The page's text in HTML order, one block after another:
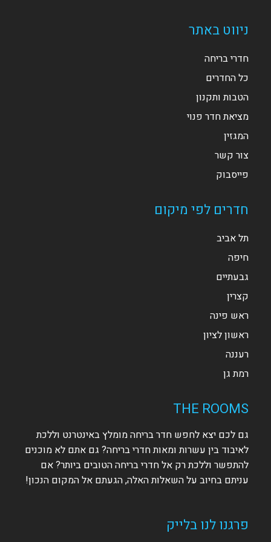
ניווט באתר
חדרי בריחה
כל החדרים
הטבות ותקנון
מציאת חדר פנוי
המגזין
צור קשר
פייסבוק
חדרים לפי מיקום
תל אביב
חיפה
גבעתיים
קצרין
ראש פינה
ראשון לציון
רעננה
רמת גן
THE ROOMS
גם לכם יצא לחפש חדר בריחה מומלץ באינטרנט וללכת
לאיבוד בין עשרות ומאות חדרי בריחה? גם אתם לא מוכנים
להתפשר וללכת רק אל חדרי בריחה הטובים ביותר? אם
עניתם בחיוב על השאלות האלה, הגעתם אל המקום הנכון!
פרגנו לנו בלייק